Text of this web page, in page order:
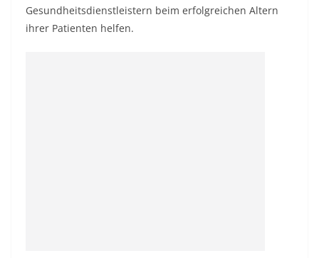
Gesundheitsdienstleistern beim erfolgreichen Altern
ihrer Patienten helfen.